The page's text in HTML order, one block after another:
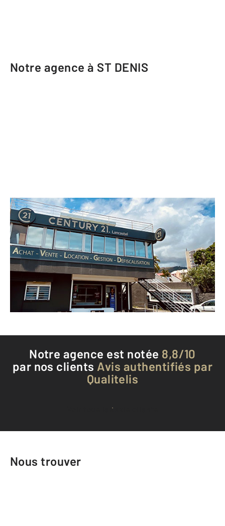
Notre agence à ST DENIS
CENTURY 21 Lancastel
362 rue du Maréchal Leclerc
ST DENIS - 97400
Envoyer un message
Téléphoner à l'agence
Notre agence est notée 8,8/10
par nos clients Avis authentifiés par
Qualitelis
Voir tous les avis clients
Nous trouver